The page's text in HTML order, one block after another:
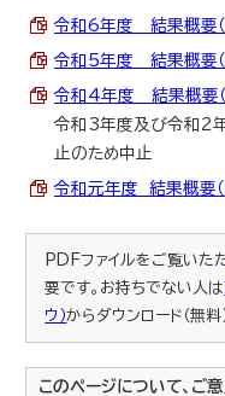
令和6年度 結果概要
令和5年度 結果概要
令和4年度 結果概要
令和3年度及び令和2年
止のため中止
令和元年度 結果概要
PDFファイルをご覧いた
要です。お持ちでない人は
ウ）からダウンロード（無料
このページについて、ご